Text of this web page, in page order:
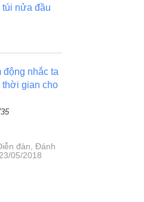
túi nửa đầu
động nhắc ta
gian cho
đàn, Đánh
05/2018